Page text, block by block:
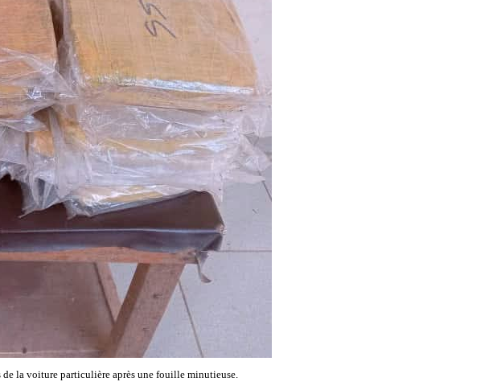
la voiture particulière après une fouille minutieuse.